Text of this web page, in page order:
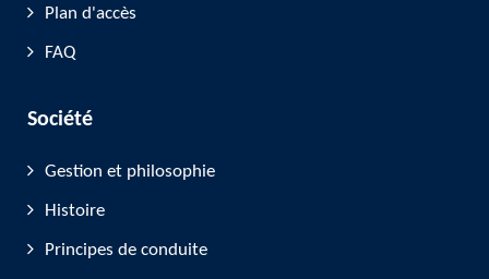
Plan d'accès
FAQ
Société
Gestion et philosophie
Histoire
Principes de conduite